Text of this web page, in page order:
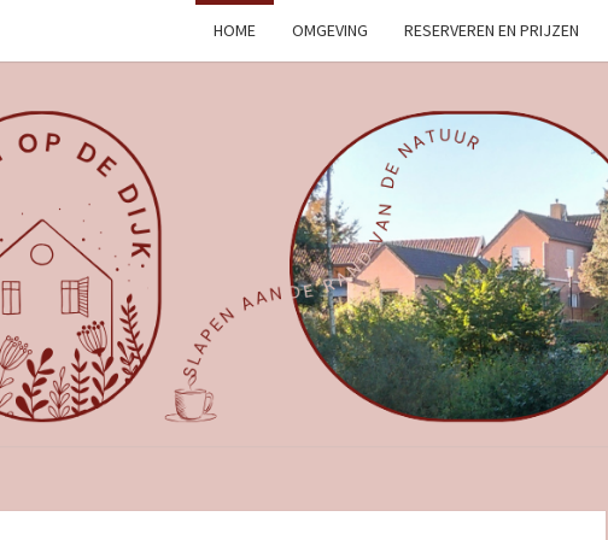
HOME OMGEVING RESERVEREN EN PRIJZEN
SLAPEN
OP DE
Slapen
Aan De
Rand
Van De
Natuur